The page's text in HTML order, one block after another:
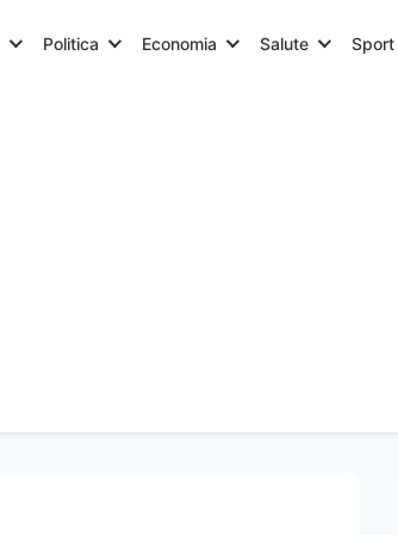
Politica Economia Salute Sport